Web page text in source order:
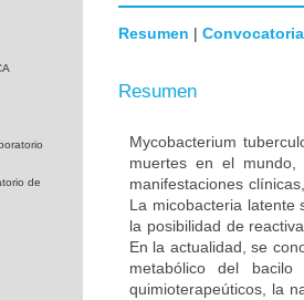
de
Resumen | Convocatoria
Resumen
Mycobacterium
muertes en el
manifestaciones
La micobacteria latente
la posibilidad de
En la actualidad, se
metabólico del
quimioterapeúticos, la